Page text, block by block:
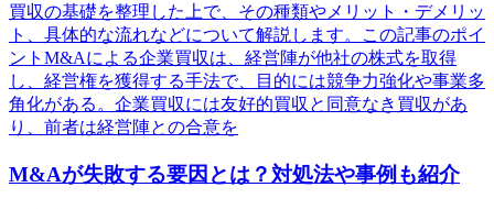
買収の基礎を整理した上で、その種類やメリット・デメリッ
ト、具体的な流れなどについて解説します。この記事のポイ
ントM&Aによる企業買収は、経営陣が他社の株式を取得
し、経営権を獲得する手法で、目的には競争力強化や事業多
角化がある。企業買収には友好的買収と同意なき買収があ
り、前者は経営陣との合意を
M&Aが失敗する要因とは？対処法や事例も紹介